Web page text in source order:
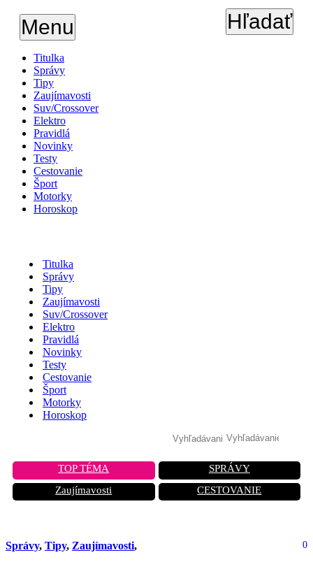
Menu Hľadať
Titulka
Správy
Tipy
Zaujímavosti
Suv/Crossover
Elektro
Pravidlá
Novinky
Testy
Cestovanie
Šport
Motorky
Horoskop
Titulka
Správy
Tipy
Zaujímavosti
Suv/Crossover
Elektro
Pravidlá
Novinky
Testy
Cestovanie
Šport
Motorky
Horoskop
TOP TÉMA
SPRÁVY
Zaujímavosti
CESTOVANIE
Správy, Tipy, Zaujímavosti, 0